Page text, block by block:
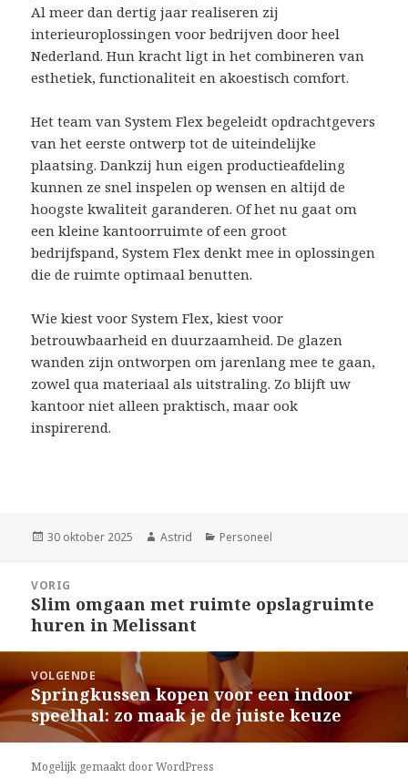
Al meer dan dertig jaar realiseren zij
interieuroplossingen voor bedrijven door heel
Nederland. Hun kracht ligt in het combineren van
esthetiek, functionaliteit en akoestisch comfort.
Het team van System Flex begeleidt opdrachtgevers
van het eerste ontwerp tot de uiteindelijke
plaatsing. Dankzij hun eigen productieafdeling
kunnen ze snel inspelen op wensen en altijd de
hoogste kwaliteit garanderen. Of het nu gaat om
een kleine kantoorruimte of een groot
bedrijfspand, System Flex denkt mee in oplossingen
die de ruimte optimaal benutten.
Wie kiest voor System Flex, kiest voor
betrouwbaarheid en duurzaamheid. De glazen
wanden zijn ontworpen om jarenlang mee te gaan,
zowel qua materiaal als uitstraling. Zo blijft uw
kantoor niet alleen praktisch, maar ook
inspirerend.
Geplaatst
30 oktober 2025 Auteur
Astrid Categorieën
Personeel
navigatie
VORIG
Vorig
bericht:
Slim omgaan met ruimte opslagruimte
huren in Melissant
VOLGENDE
Volgend
bericht:
Springkussen kopen voor een indoor
speelhal: zo maak je de juiste keuze
Mogelijk gemaakt door WordPress